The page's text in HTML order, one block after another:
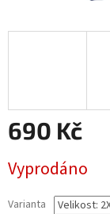
690 Kč
cena:
Vyprodáno
Varianta